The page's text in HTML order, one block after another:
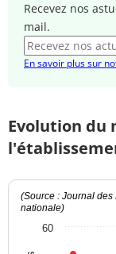
Recevez nos
mail.
En savoir plus sur
Evolution du
(Source : Journal
nationale)
60